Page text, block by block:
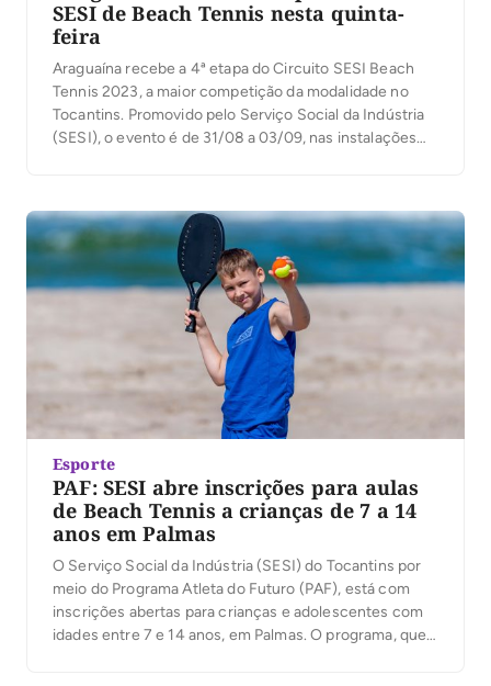
SESI de Beach Tennis nesta quinta-
feira
Araguaína recebe a 4ª etapa do Circuito SESI Beach
Tennis 2023, a maior competição da modalidade no
Tocantins. Promovido pelo Serviço Social da Indústria
(SESI), o evento é de 31/08 a 03/09, nas instalações
jogo, […]
Esporte
PAF: SESI abre inscrições para aulas
de Beach Tennis a crianças de 7 a 14
anos em Palmas
O Serviço Social da Indústria (SESI) do Tocantins por
meio do Programa Atleta do Futuro (PAF), está com
inscrições abertas para crianças e adolescentes com
idades entre 7 e 14 anos, em Palmas. O programa, que